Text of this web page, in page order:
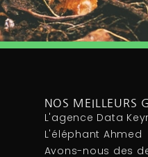
NOS MEILLEURS
L'agence Data
L'éléphant Ahmed
Avons-nous des